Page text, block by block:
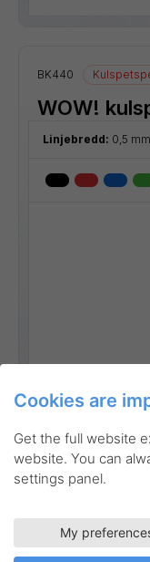
BK440
WOW!
Linjebredd: 0,5 mm
Cookies are
Get the full website
website. You can
settings panel.
My